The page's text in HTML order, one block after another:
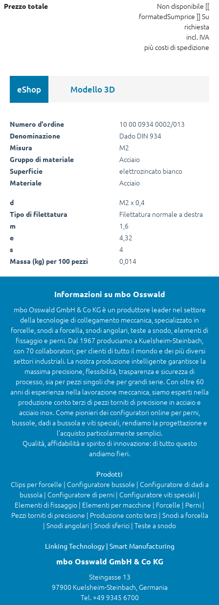
Prezzo totale Non disponibile [[
formatedSumprice ]] Su
richiesta
incl. IVA
più costi di spedizione
eShop Modello 3D
Numero d'ordine 10 00 0934 0002/013
Denominazione Dado DIN 934
Misura M2
Gruppo di materiale Acciaio
Superficie elettrozincato bianco
Materiale Acciaio
d M2 x 0,4
Tipo di filettatura Filettatura normale a destra
m 1,6
e 4,32
s 4
Massa (kg) per 100 pezzi 0,014
Informazioni su mbo Osswald
mbo Osswald GmbH & Co KG è un produttore leader nel settore
della tecnologie di collegamento meccanica, specializzato in
forcelle, snodi a forcella, snodi angolari, teste a snodo, elementi di
fissaggio e perni. Dal 1967 produciamo a Kuelsheim-Steinbach,
con 70 collaboratori, per clienti di tutto il mondo e dei più diversi
settori industriali. La nostra produzione intelligente garantisce la
massima precisione, flessibilità, trasparenza e sicurezza di
processo, sia per pezzi singoli che per grandi serie. Con oltre 60
anni di esperienza nella lavorazione meccanica, siamo esperti nella
produzione conto terzi di pezzi torniti di precisione in acciaio e
acciaio inox. Come pionieri dei configuratori online per perni,
bussole, dadi a bussola e viti speciali, rendiamo la progettazione e
l’acquisto particolarmente semplici.
Qualità, affidabilità e spirito di innovazione: di tutto questo
andiamo fieri.
Prodotti
Clips per forcelle | Configuratore bussole | Configuratore di dadi a
bussola | Configuratore di perni | Configuratore viti speciali |
Elementi di fissaggio | Elementi per macchine | Forcelle | Perni |
Pezzi torniti di precisione | Produzione conto terzi | Snodi a forcella
| Snodi angolari | Snodi sferici | Teste a snodo
Linking Technology | Smart Manufacturing
mbo Osswald GmbH & Co KG
Steingasse 13
97900 Kuelsheim-Steinbach, Germania
Tel. +49 9345 6700